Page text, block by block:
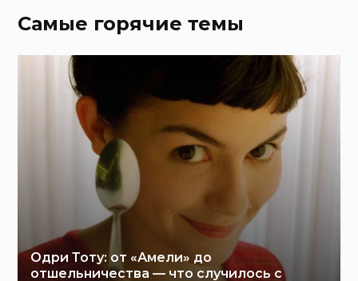
Самые горячие темы
Одри Тоту: от «Амели» до
отшельничества — что случилось с